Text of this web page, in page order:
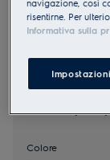
Colore
navigazione, così
risentirne. Per
Informativa sulla